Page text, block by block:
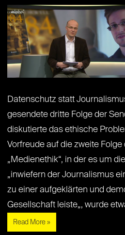
Datenschutz statt
gesendete dritte Folge der
diskutierte das ethische
Vorfreude auf die zweite Folge
„Medienethik“, in der es um
„inwiefern der Journalismus
zu einer aufgeklärten und
Gesellschaft leiste„, wurde
Read More »